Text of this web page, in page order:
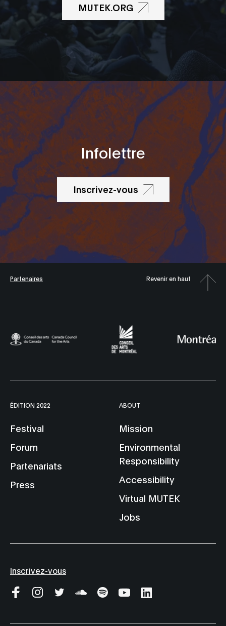
MUTEK.ORG
Infolettre
Inscrivez-vous
Partenaires Revenir en haut
ÉDITION 2022
Festival
Forum
Partenariats
Press
ABOUT
Mission
Environmental
Responsibility
Accessibility
Virtual MUTEK
Jobs
Inscrivez-vous